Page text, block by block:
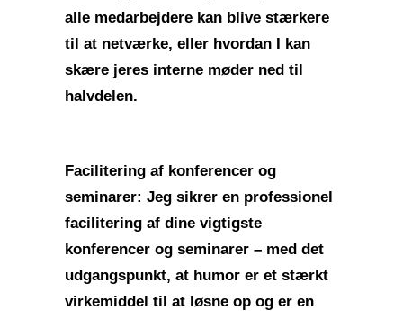
alle medarbejdere kan blive stærkere
til at netværke, eller hvordan I kan
skære jeres interne møder ned til
halvdelen.
Facilitering af konferencer og
seminarer: Jeg sikrer en professionel
facilitering af dine vigtigste
konferencer og seminarer – med det
udgangspunkt, at humor er et stærkt
virkemiddel til at løsne op og er en